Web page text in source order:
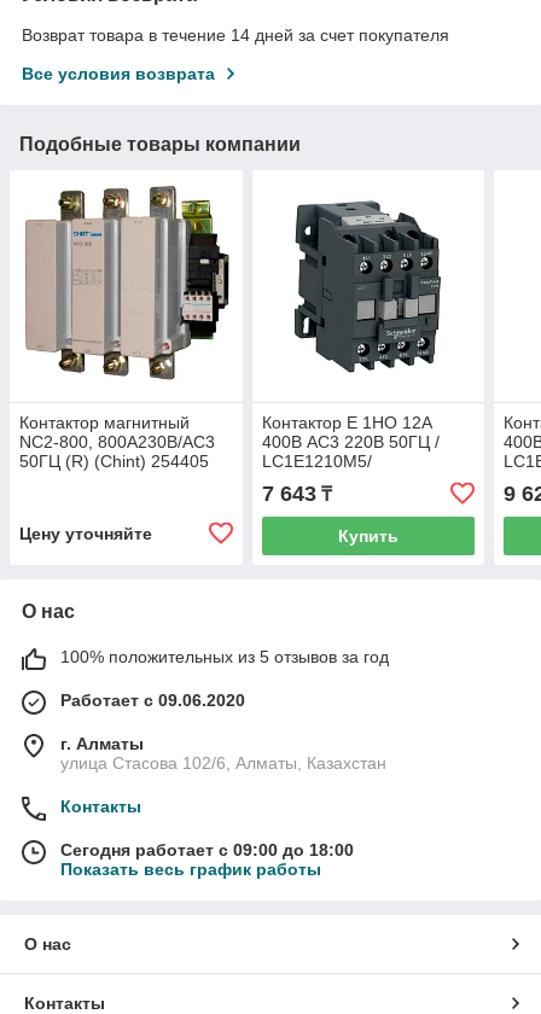
Возврат товара в течение 14 дней за счет покупателя
Все условия возврата
Подобные товары компании
Контактор магнитный
NC2-800, 800А230В/АС3
50ГЦ (R) (Chint) 254405
Цену уточняйте
Контактор Е 1НО 12А
400В АС3 220В 50ГЦ /
LC1E1210M5/
7 643₸
Купить
9
О нас
100% положительных из 5 отзывов за год
Работает с 09.06.2020
г. Алматы
улица Стасова 102/6, Алматы, Казахстан
Контакты
Сегодня работает с 09:00 до 18:00
Показать весь график работы
О нас
Контакты